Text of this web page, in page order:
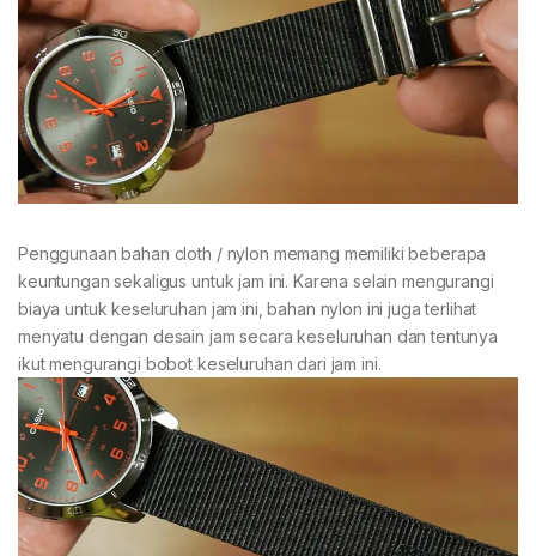
Penggunaan bahan cloth / nylon memang memiliki beberapa
keuntungan sekaligus untuk jam ini. Karena selain mengurangi
biaya untuk keseluruhan jam ini, bahan nylon ini juga terlihat
menyatu dengan desain jam secara keseluruhan dan tentunya
ikut mengurangi bobot keseluruhan dari jam ini.